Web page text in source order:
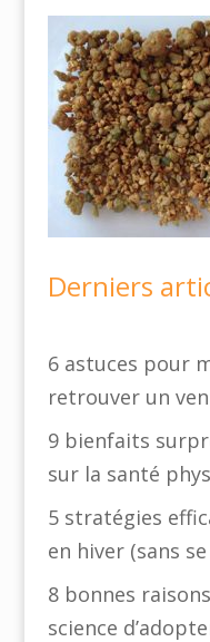
Derniers
6 astuces pour
retrouver un
9 bienfaits
sur la santé
5 stratégies
en hiver (sans
8 bonnes
science